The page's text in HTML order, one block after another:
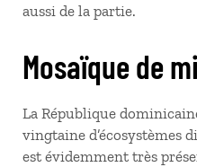
aussi de la partie.
Mosaïque de
La République
vingtaine d’écosystèmes
est évidemment très